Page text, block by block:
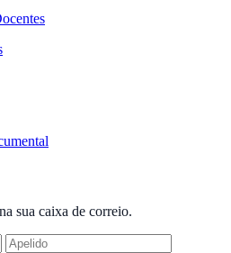
sua caixa de correio.